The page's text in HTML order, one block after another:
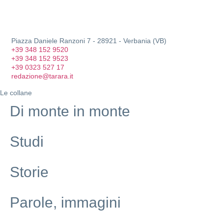
Piazza Daniele Ranzoni 7 - 28921 - Verbania (VB)
+39 348 152 9520
+39 348 152 9523
+39 0323 527 17
redazione@tarara.it
Le collane
Di monte in monte
Studi
Storie
Parole, immagini